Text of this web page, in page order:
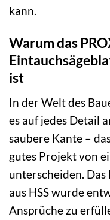
kann.
Warum das
ist
In der Welt des
es auf jedes Detail
saubere Kante –
gutes Projekt von
unterscheiden.
aus HSS wurde
Ansprüche zu